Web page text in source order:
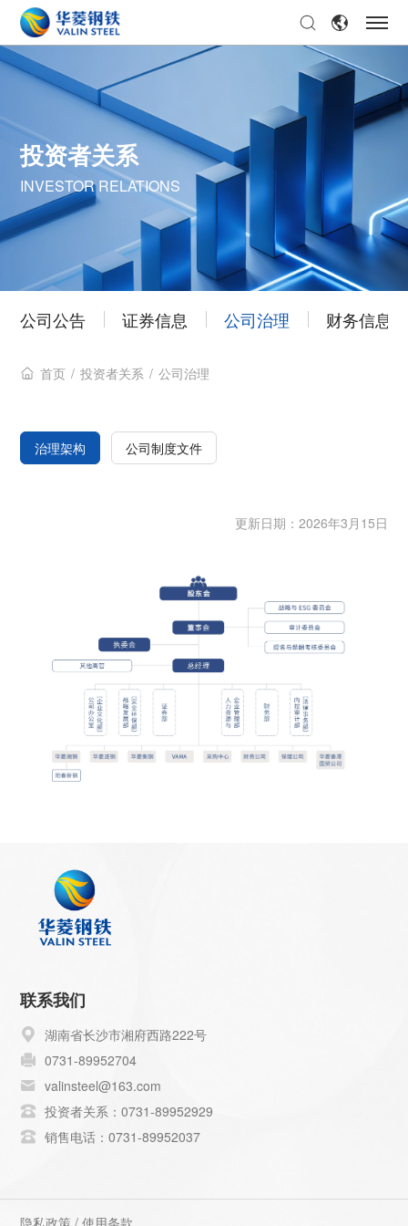
投资者关系
INVESTOR RELATIONS
公司公告 证券信息 公司治理 财务信息
首页 / 投资者关系 / 公司治理
治理架构 公司制度文件
更新日期： 2026年3月15日
联系我们
湖南省长沙市湘府西路222号
0731-89952704
valinsteel@163.com
投资者关系：0731-89952929
销售电话：0731-89952037